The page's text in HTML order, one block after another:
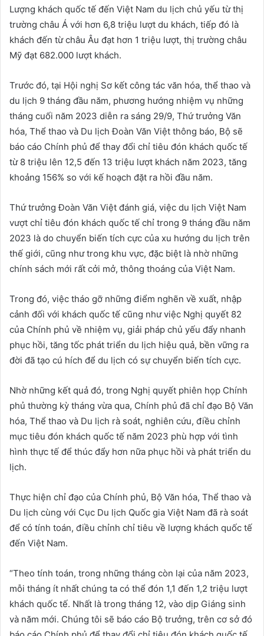
Lượng khách quốc tế đến Việt Nam du lịch chủ yếu từ thị
trường châu Á với hơn 6,8 triệu lượt du khách, tiếp đó là
khách đến từ châu Âu đạt hơn 1 triệu lượt, thị trường châu
Mỹ đạt 682.000 lượt khách.
Trước đó, tại Hội nghị Sơ kết công tác văn hóa, thể thao và
du lịch 9 tháng đầu năm, phương hướng nhiệm vụ những
tháng cuối năm 2023 diễn ra sáng 29/9, Thứ trưởng Văn
hóa, Thể thao và Du lịch Đoàn Văn Việt thông báo, Bộ sẽ
báo cáo Chính phủ để thay đổi chỉ tiêu đón khách quốc tế
từ 8 triệu lên 12,5 đến 13 triệu lượt khách năm 2023, tăng
khoảng 156% so với kế hoạch đặt ra hồi đầu năm.
Thứ trưởng Đoàn Văn Việt đánh giá, việc du lịch Việt Nam
vượt chỉ tiêu đón khách quốc tế chỉ trong 9 tháng đầu năm
2023 là do chuyển biến tích cực của xu hướng du lịch trên
thế giới, cũng như trong khu vực, đặc biệt là nhờ những
chính sách mới rất cởi mở, thông thoáng của Việt Nam.
Trong đó, việc tháo gỡ những điểm nghẽn về xuất, nhập
cảnh đối với khách quốc tế cũng như việc Nghị quyết 82
của Chính phủ về nhiệm vụ, giải pháp chủ yếu đẩy nhanh
phục hồi, tăng tốc phát triển du lịch hiệu quả, bền vững ra
đời đã tạo cú hích để du lịch có sự chuyển biến tích cực.
Nhờ những kết quả đó, trong Nghị quyết phiên họp Chính
phủ thường kỳ tháng vừa qua, Chính phủ đã chỉ đạo Bộ Văn
hóa, Thể thao và Du lịch rà soát, nghiên cứu, điều chỉnh
mục tiêu đón khách quốc tế năm 2023 phù hợp với tình
hình thực tế để thúc đẩy hơn nữa phục hồi và phát triển du
lịch.
Thực hiện chỉ đạo của Chính phủ, Bộ Văn hóa, Thể thao và
Du lịch cùng với Cục Du lịch Quốc gia Việt Nam đã rà soát
để có tính toán, điều chỉnh chỉ tiêu về lượng khách quốc tế
đến Việt Nam.
“Theo tính toán, trong những tháng còn lại của năm 2023,
mỗi tháng ít nhất chúng ta có thể đón 1,1 đến 1,2 triệu lượt
khách quốc tế. Nhất là trong tháng 12, vào dịp Giáng sinh
và năm mới. Chúng tôi sẽ báo cáo Bộ trưởng, trên cơ sở đó